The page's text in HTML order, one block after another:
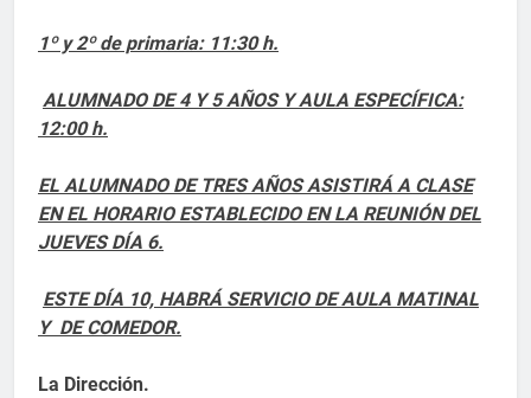
1º y 2º de primaria: 11:30 h.
ALUMNADO DE 4 Y 5 AÑOS Y AULA ESPECÍFICA:
12:00h.
EL ALUMNADO DE TRES AÑOS ASISTIRÁ A CLASE
EN EL HORARIO ESTABLECIDO EN LA REUNIÓN DEL
JUEVES DÍA 6.
ESTE DÍA 10, HABRÁ SERVICIO DE AULA MATINAL
Y DE COMEDOR.
La Dirección.